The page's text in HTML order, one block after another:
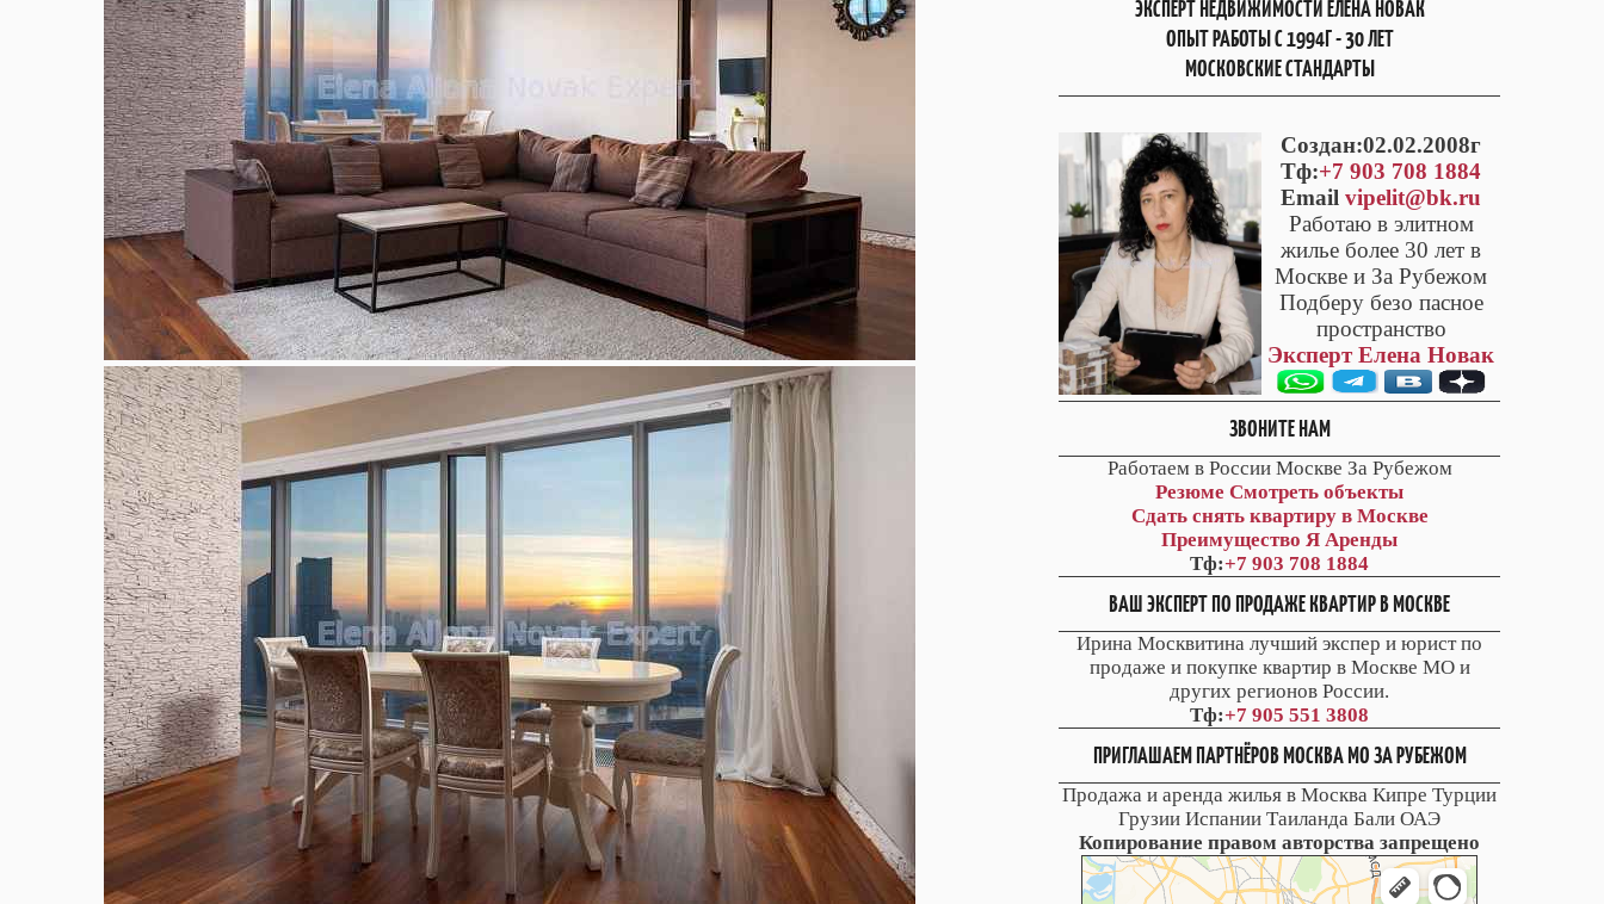
ЭКСПЕРТ НЕДВИЖИМОСТИ ЕЛЕНА НОВАК
ОПЫТ РАБОТЫ С 1994Г - 30 ЛЕТ
МОСКОВСКИЕ СТАНДАРТЫ
Cоздан:02.02.2008г
Тф:+7 903 708 1884
Emailvipelit@bk.ru
Работаю в элитном
жилье более 30 лет в
Москве и За Рубежом
Подберу безо пасное
пространство
Эксперт Елена Новак
ЗВОНИТЕ НАМ
Работаем в России Москве За Рубежом
Резюме Смотреть объекты
Сдать снять квартиру в Москве
Преимущество Я Аренды
Тф:+7 903 708 1884
ВАШ ЭКСПЕРТ ПО ПРОДАЖЕ КВАРТИР В МОСКВЕ
Ирина Москвитина лучший экспер и юрист по
продаже и покупке квартир в Москве МО и
других регионов России.
Тф:+7 905 551 3808
ПРИГЛАШАЕМ ПАРТНЁРОВ МОСКВА МО ЗА РУБЕЖОМ
Продажа и аренда жилья в Москва Кипре Турции
Грузии Испании Таиланда Бали ОАЭ
Копирование правом авторства запрещено